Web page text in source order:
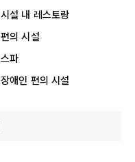
시설 내 레스토랑
편의 시설
스파
장애인 편의 시설